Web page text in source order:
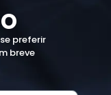
preferir
breve